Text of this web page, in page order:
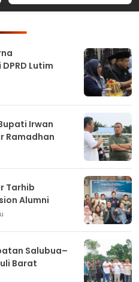
Lutim
Irwan
Ramadhan
Tarhib
Alumni
Salubua–
Barat